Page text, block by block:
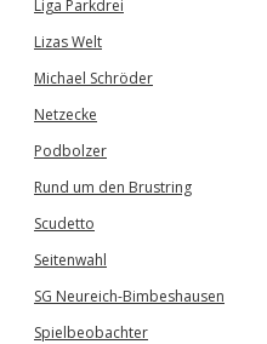
Liga Parkdrei
Lizas Welt
Michael Schröder
Netzecke
Podbolzer
Rund um den Brustring
Scudetto
Seitenwahl
SG Neureich-Bimbeshausen
Spielbeobachter